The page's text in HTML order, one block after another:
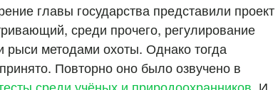
главы государства представили проект
среди прочего, регулирование
рыси методами охоты. Однако тогда
Повторно оно было озвучено в